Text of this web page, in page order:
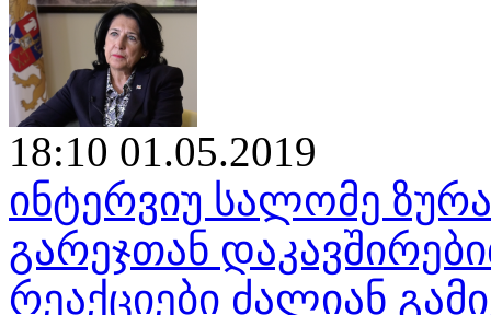
18:10 01.05.2019
ინტერვიუ სალომე
გარეჯთან
რეაქციები ძალიან